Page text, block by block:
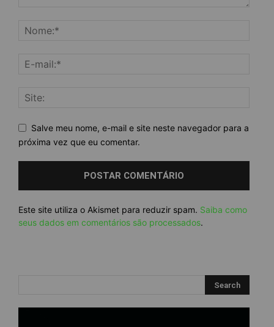
Salve meu nome, e-mail e site neste navegador para a
próxima vez que eu comentar.
Este site utiliza o Akismet para reduzir spam. Saiba como
seus dados em comentários são processados.